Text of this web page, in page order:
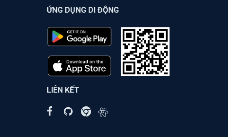
ỨNG DỤNG DI ĐỘNG
LIÊN KẾT